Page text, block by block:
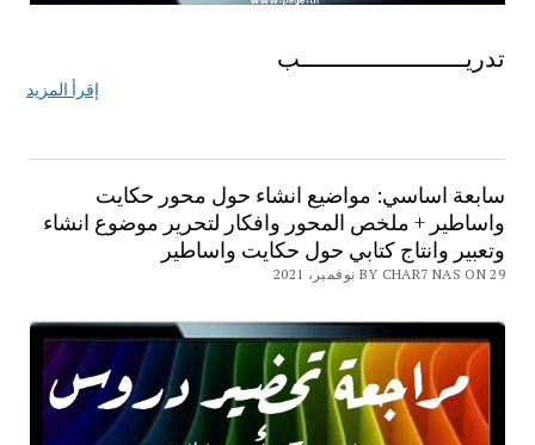
تدريـــــــــــــــــــــــب
إقرأ المزيد
سابعة اساسي: مواضيع انشاء حول محور حكايت
واساطير + ملخص المحور وافكار لتحرير موضوع انشاء
وتعبير وانتاج كتابي حول حكايت واساطير
BY CHAR7 NAS ON 29 نوفمبر، 2021